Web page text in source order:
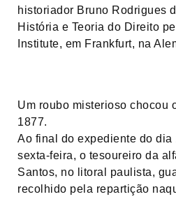
historiador Bruno Rodrigues
História e Teoria do Direito
Institute, em Frankfurt, na
Um roubo misterioso chocou
1877.
Ao final do expediente do dia
sexta-feira, o tesoureiro da
Santos, no litoral paulista,
recolhido pela repartição